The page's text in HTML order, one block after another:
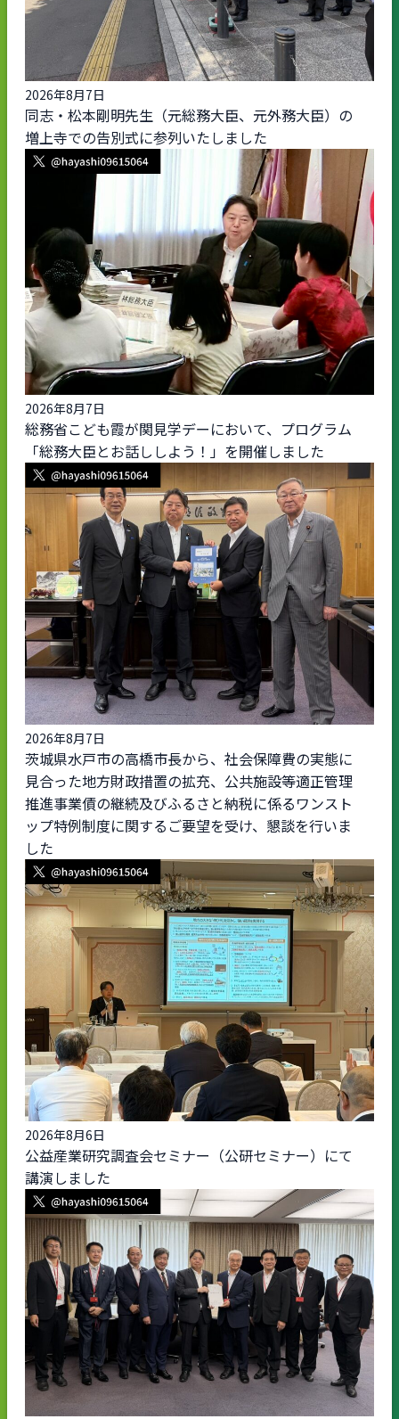
2026年8月7日
同志・松本剛明先生（元総務大臣、元外務大臣）の
増上寺での告別式に参列いたしました
2026年8月7日
総務省こども霞が関見学デーにおいて、プログラム
「総務大臣とお話ししよう！」を開催しました
2026年8月7日
茨城県水戸市の高橋市長から、社会保障費の実態に
見合った地方財政措置の拡充、公共施設等適正管理
推進事業債の継続及びふるさと納税に係るワンスト
ップ特例制度に関するご要望を受け、懇談を行いま
した
2026年8月6日
公益産業研究調査会セミナー（公研セミナー）にて
講演しました